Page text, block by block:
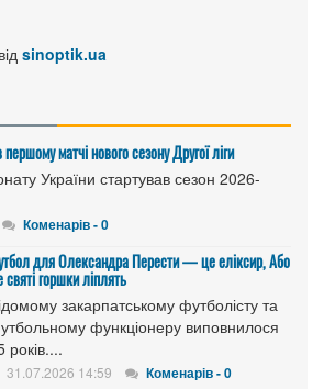
sinoptik.ua
матчі нового сезону Другої ліги
України стартував сезон 2026-
Коменарів - 0
для Олександра Перести — це еліксир, Або
святі горшки ліплять
закарпатському футболісту та
функціонеру виповнилося
років....
31.07.2026 14:59 Коменарів - 0